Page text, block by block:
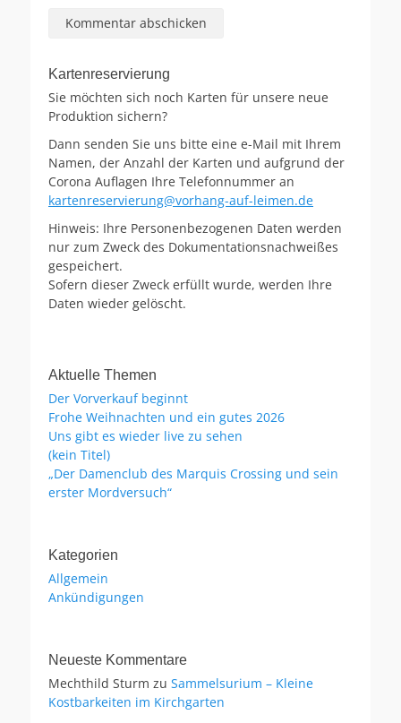
Kartenreservierung
Sie möchten sich noch Karten für unsere neue
Produktion sichern?
Dann senden Sie uns bitte eine e-Mail mit Ihrem
Namen, der Anzahl der Karten und aufgrund der
Corona Auflagen Ihre Telefonnummer an
kartenreservierung@vorhang-auf-leimen.de
Hinweis: Ihre Personenbezogenen Daten werden
nur zum Zweck des Dokumentationsnachweißes
gespeichert.
Sofern dieser Zweck erfüllt wurde, werden Ihre
Daten wieder gelöscht.
Aktuelle Themen
Der Vorverkauf beginnt
Frohe Weihnachten und ein gutes 2026
Uns gibt es wieder live zu sehen
(kein Titel)
„Der Damenclub des Marquis Crossing und sein
erster Mordversuch“
Kategorien
Allgemein
Ankündigungen
Neueste Kommentare
Mechthild Sturm zu Sammelsurium – Kleine
Kostbarkeiten im Kirchgarten